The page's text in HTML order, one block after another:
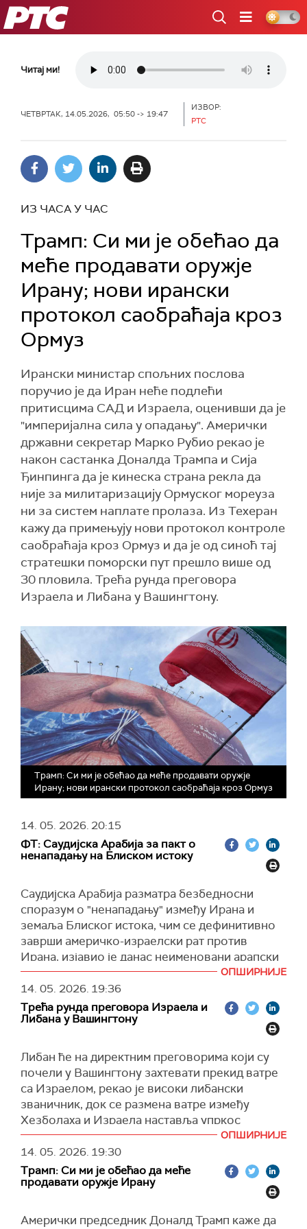
РТС
Читај ми!
ЧЕТВРТАК, 14.05.2026, 05:50 -> 19:47
ИЗВОР:
РТС
ИЗ ЧАСА У ЧАС
Трамп: Си ми је обећао да
меће продавати оружје
Ирану; нови ирански
протокол саобраћаја кроз
Ормуз
Ирански министар спољних послова
поручио је да Иран неће подлећи
притисцима САД и Израела, оценивши да је
"империјална сила у опадању". Амерички
државни секретар Марко Рубио рекао је
након састанка Доналда Трампа и Сија
Ђинпинга да је кинеска страна рекла да
није за милитаризацију Ормуског мореуза
ни за систем наплате пролаза. Из Техеран
кажу да примењују нови протокол контроле
саобраћаја кроз Ормуз и да је од синоћ тај
стратешки поморски пут прешло више од
30 пловила. Трећа рунда преговора
Израела и Либана у Вашингтону.
Трамп: Си ми је обећао да меће продавати оружје
Ирану; нови ирански протокол саобраћаја кроз Ормуз
14. 05. 2026.20:15
ФТ: Саудијска Арабија за пакт о
ненападању на Блиском истоку
Саудијска Арабија разматра безбедносни
споразум о "ненападању" између Ирана и
земаља Блиског истока, чим се дефинитивно
заврши америчко-израелски рат против
Ирана, изјавио је данас неименовани арапски
дипломата заФајненшел тајмс(ФТ).
Извор британског листа је рекао да ће пакт
бити обликован по узору на Хелсиншки
споразум из 1975. године, који су САД и
Савезом и њиховим савезницима.
Према речима дипломате, какав ће споразум
бити постигнут "зависи од тога ко ће бити
потписници".
"Без Израела, то би могло бити
контрапродуктивно јер се после Ирана
сматрају највећим извором сукоба", казао је
допломата, који је додао и да Саудијсци
инсистирају да Иран буде укључен у споразум.
Двојица дипломата, који су говорили под
ОПШИРНИЈЕ
14. 05. 2026. 19:36
Трећа рунда преговора Израела и
Либана у Вашингтону
Либан ће на директним преговорима који су
почели у Вашингтону захтевати прекид ватре
са Израелом, рекао је високи либански
званичник, док се размена ватре између
Хезболаха и Израела наставља упркос
примирју које је ступило на снагу прошлог
месеца.
Званичник Стејт департмента потврдио је да је
састанак либанских и израелских изасланика,
око девет часова по локланом времену и
ОПШИРНИЈЕ
14. 05. 2026. 19:30
Трамп: Си ми је обећао да меће
продавати оружје Ирану
Амерички председник Доналд Трамп каже да